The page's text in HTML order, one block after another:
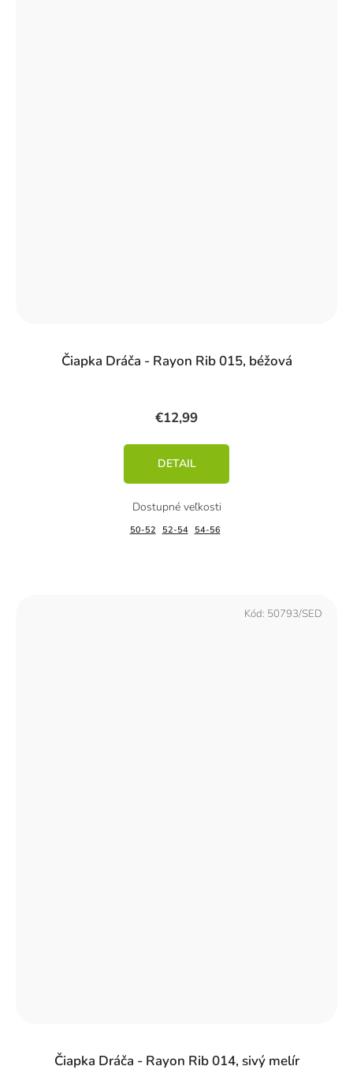
Čiapka Dráča - Rayon Rib 015, béžová
€12,99
DETAIL
50-52 52-54 54-56
Čiapka Dráča - Rayon Rib 014, sivý melír
Kód: 50793/SED